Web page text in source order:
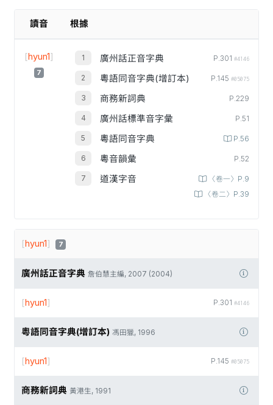
讀音 根據
[hyun1]
7
廣州話正音字典 P.301 #4146
粵語同音字典(增訂本) P.145 #05075
商務新詞典 P.229
廣州話標準音字彙 P.51
粵語同音字典 P.56
粵音韻彙 P.52
道漢字音
〈卷一〉P.9
〈卷二〉P.39
[hyun1] 7
廣州話正音字典 詹伯慧主編, 2007 (2004)
P.301 #4146
[hyun1]
粵語同音字典(增訂本) 馮田獵, 1996
P.145 #05075
[hyun1]
商務新詞典 黃港生, 1991